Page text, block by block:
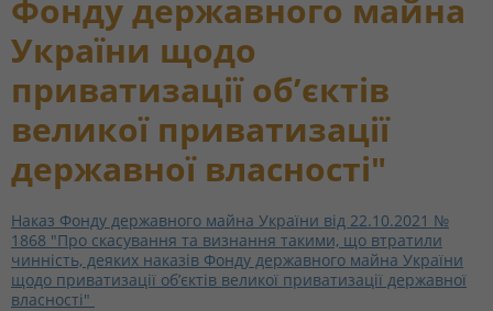
Фонду державного майна
України щодо
приватизації об’єктів
великої приватизації
державної власності"
Наказ Фонду державного майна України від 22.10.2021 №
1868 "Про скасування та визнання такими, що втратили
чинність, деяких наказів Фонду державного майна України
щодо приватизації об’єктів великої приватизації державної
власності"